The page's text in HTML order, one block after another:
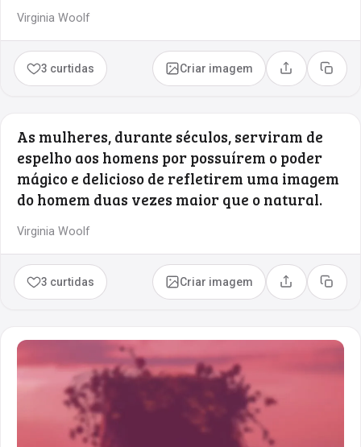
Virginia Woolf
3 curtidas Criar imagem Compartilhar
Copiar
As mulheres, durante séculos, serviram de
espelho aos homens por possuírem o poder
mágico e delicioso de refletirem uma imagem
do homem duas vezes maior que o natural.
Virginia Woolf
3 curtidas Criar imagem Compartilhar
Copiar